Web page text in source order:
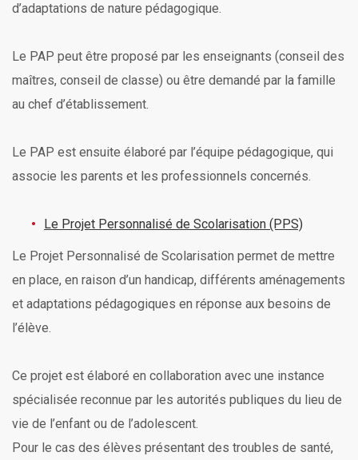
d’adaptations de nature pédagogique.
Le PAP peut être proposé par les enseignants (conseil des
maîtres, conseil de classe) ou être demandé par la famille
au chef d’établissement.
Le PAP est ensuite élaboré par l’équipe pédagogique, qui
associe les parents et les professionnels concernés.
Le Projet Personnalisé de Scolarisation (PPS)
Le Projet Personnalisé de Scolarisation permet de mettre
en place, en raison d’un handicap, différents aménagements
et adaptations pédagogiques en réponse aux besoins de
l’élève.
Ce projet est élaboré en collaboration avec une instance
spécialisée reconnue par les autorités publiques du lieu de
vie de l’enfant ou de l’adolescent.
Pour le cas des élèves présentant des troubles de santé,